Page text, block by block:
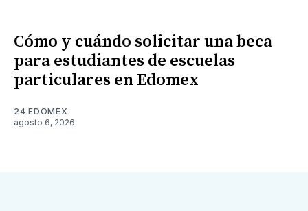
Cómo y cuándo solicitar una beca
para estudiantes de escuelas
particulares en Edomex
24 EDOMEX
agosto 6, 2026